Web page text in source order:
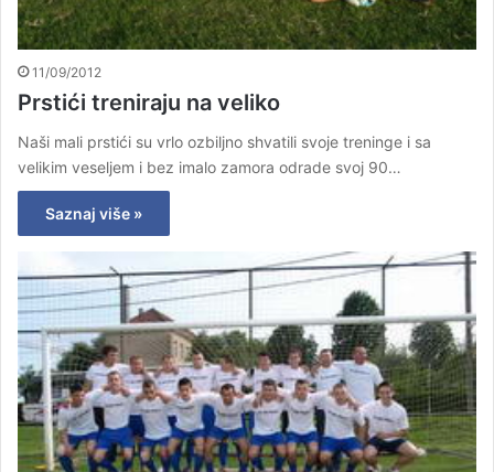
11/09/2012
Prstići treniraju na veliko
Naši mali prstići su vrlo ozbiljno shvatili svoje treninge i sa
velikim veseljem i bez imalo zamora odrade svoj 90…
Saznaj više »